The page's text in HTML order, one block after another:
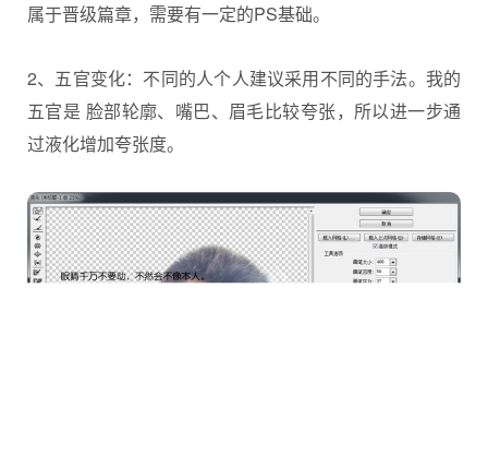
属于晋级篇章，需要有一定的PS基础。
2、五官变化：不同的人个人建议采用不同的手法。我的
五官是 脸部轮廓、嘴巴、眉毛比较夸张，所以进一步通
过液化增加夸张度。